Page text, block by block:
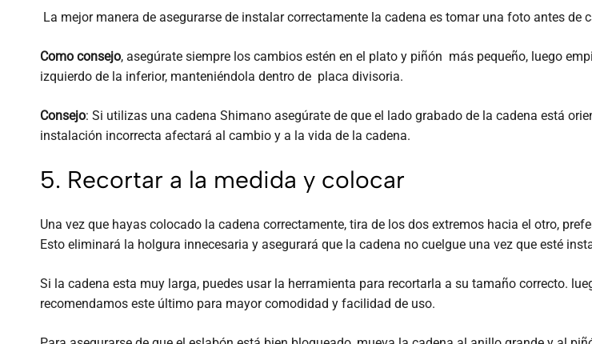
La mejor manera de asegurarse de instalar correctamente la cadena es tomar una foto antes
Como consejo, asegúrate siempre los cambios estén en el plato y piñón más pequeño, luego
izquierdo de la inferior, manteniéndola dentro de placa divisoria.
Consejo: Si utilizas una cadena Shimano asegúrate de que el lado grabado de la cadena está
instalación incorrecta afectará al cambio y a la vida de la cadena.
5. Recortar a la medida y colocar
Una vez que hayas colocado la cadena correctamente, tira de los dos extremos hacia el otro,
Esto eliminará la holgura innecesaria y asegurará que la cadena no cuelgue una vez que esté
Si la cadena esta muy larga, puedes usar la herramienta para recortarla a su tamaño correcto.
recomendamos este último para mayor comodidad y facilidad de uso.